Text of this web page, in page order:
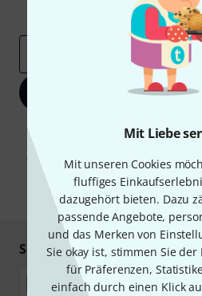
Mit Liebe
Mit unseren Cookies
fluffiges
dazugehört bieten. Dazu
passende Angebote,
und das Merken von
Sie okay ist, stimmen Sie der
für Präferenzen,
einfach durch einen Klick
Inspirierende Beiträge
Jetzt
Mit Klick auf „Jetzt anmelden“
Werbung und einer Messung des E-
Abmeldung ist jederzeit möglich.
unseren
* Pflichtfeld
Sicher einkaufen & bezahlen